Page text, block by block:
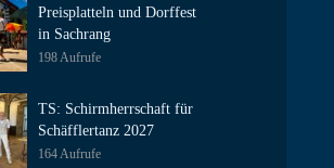
Preisplatteln und Dorffest
in Sachrang
198 Aufrufe
TS: Schirmherrschaft für
Schäfflertanz 2027
164 Aufrufe